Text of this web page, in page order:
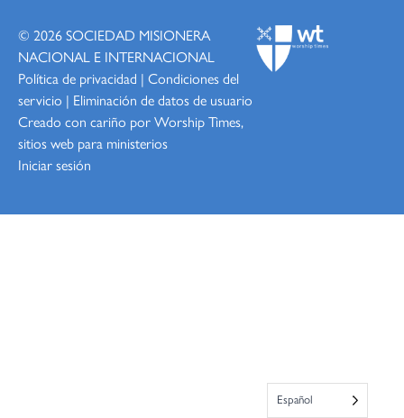
© 2026 SOCIEDAD MISIONERA
NACIONAL E INTERNACIONAL
Política de privacidad | Condiciones del
servicio | Eliminación de datos de usuario
Creado con cariño por Worship Times,
sitios web para ministerios
Iniciar sesión
Español